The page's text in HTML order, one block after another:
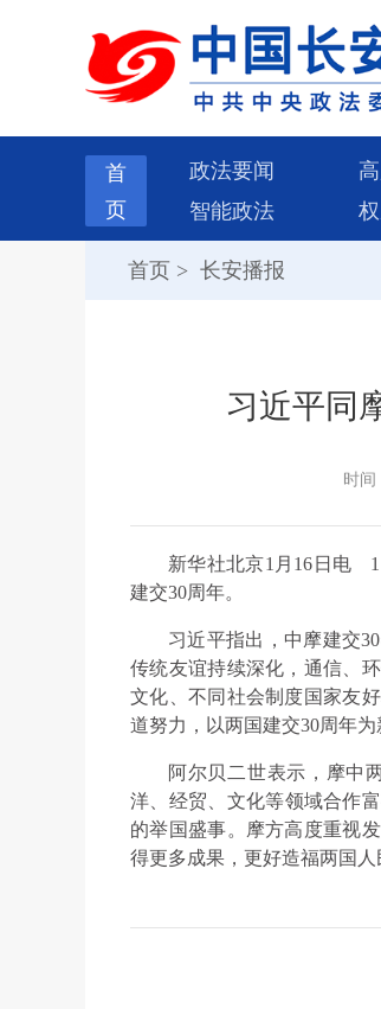
首
页
政法要闻
智能政法
首页 > 长安播报
习近平同
时间
新华社北京1月16日电 1
建交30周年。
习近平指出，中摩建交
传统友谊持续深化，通信、
文化、不同社会制度国家友
道努力，以两国建交30周年
阿尔贝二世表示，摩中
洋、经贸、文化等领域合作
的举国盛事。摩方高度重视
得更多成果，更好造福两国人